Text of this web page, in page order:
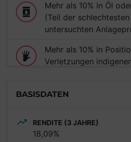
Mehr als 10% in Öl
(Teil der schlechtesten
untersuchten
Mehr als 10% in
Verletzungen
der schlechtesten 5%
BASISDATEN
RENDITE (3 JAHRE)
18,09%